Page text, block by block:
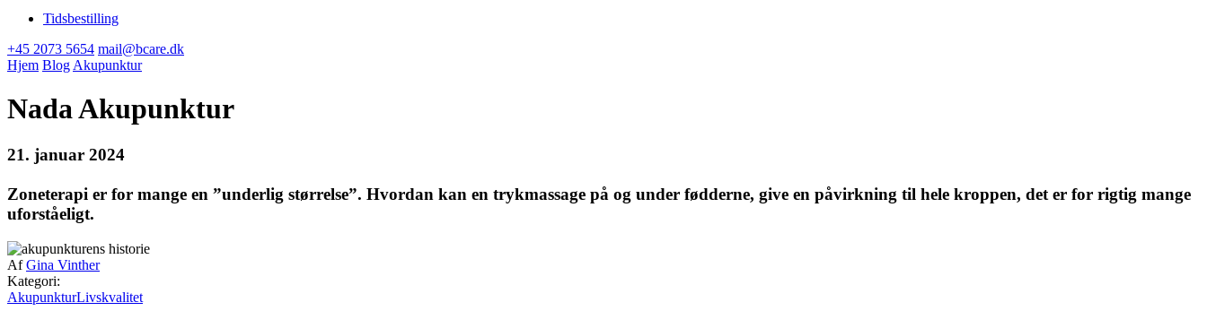
Tidsbestilling
+45 2073 5654 mail@bcare.dk
Hjem Blog Akupunktur
Nada Akupunktur
21. januar 2024
Zoneterapi er for mange en ”underlig størrelse”. Hvordan kan en trykmassage på og under fødderne, give en påvirkning til hele kroppen, det er for rigtig mange
uforståeligt.
AfGina Vinther
Kategori:
AkupunkturLivskvalitet